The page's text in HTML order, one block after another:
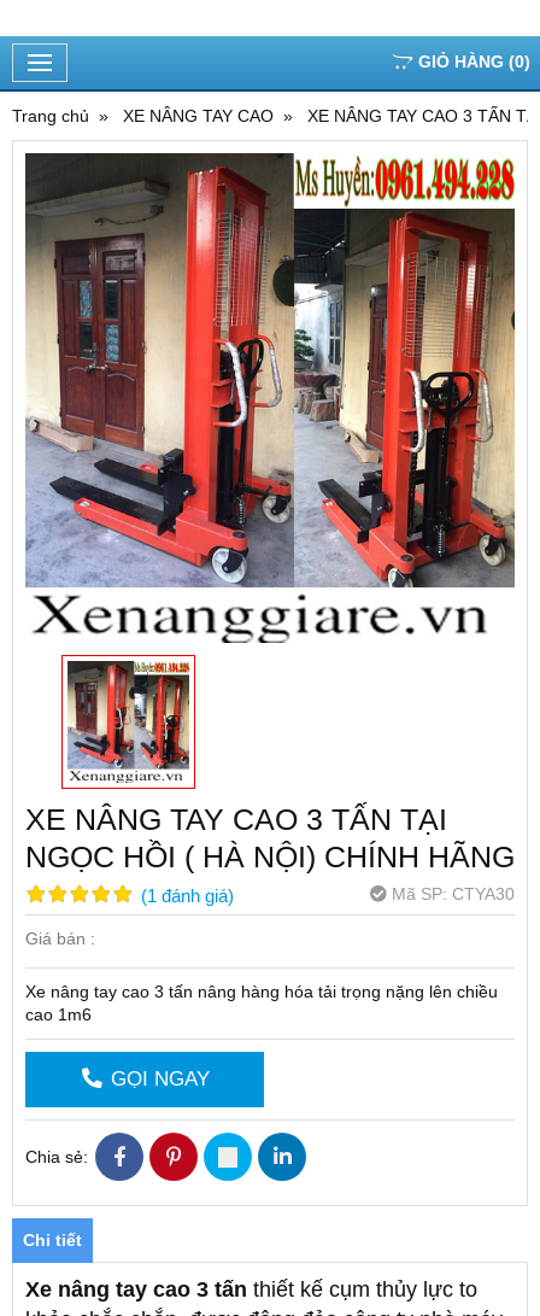
GIỎ HÀNG (0)
Trang chủ XE NÂNG TAY CAO XE NÂNG TAY CAO 3 TẤN
XE NÂNG TAY CAO 3 TẤN TẠI
NGỌC HỒI ( HÀ NỘI) CHÍNH HÃNG
(1 đánh giá) Mã SP: CTYA30
Giá bán :
Xe nâng tay cao 3 tấn nâng hàng hóa tải trọng nặng lên chiều
cao 1m6
GỌI NGAY
Chia sẻ:
Chi tiết
Xe nâng tay cao 3 tấn thiết kế cụm thủy lực to